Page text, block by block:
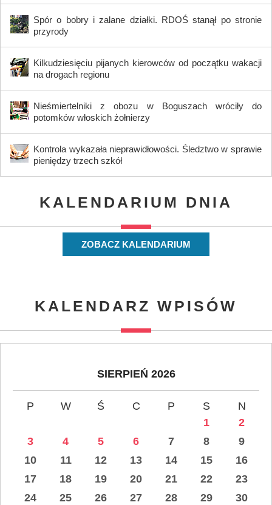
Spór o bobry i zalane działki. RDOŚ stanął po stronie
przyrody
Kilkudziesięciu pijanych kierowców od początku wakacji
na drogach regionu
Nieśmiertelniki z obozu w Boguszach wróciły do
potomków włoskich żołnierzy
Kontrola wykazała nieprawidłowości. Śledztwo w sprawie
pieniędzy trzech szkół
KALENDARIUM DNIA
ZOBACZ KALENDARIUM
KALENDARZ WPISÓW
SIERPIEŃ 2026
P W Ś C P S
N
1
2
3
4 5 6 7 8
9
10
11 12 13 14 15
16
17
18 19 20 21 22
23
24
25 26 27 28 29
30